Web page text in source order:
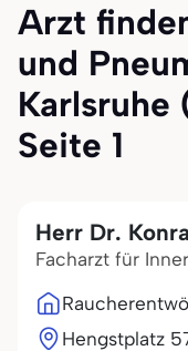
Arzt
und
Karlsruhe
Seite 1
Herr Dr.
Facharzt für
Hengstplatz 5